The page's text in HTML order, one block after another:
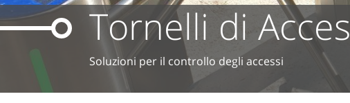
Tornelli di
Soluzioni per il controllo degli accessi